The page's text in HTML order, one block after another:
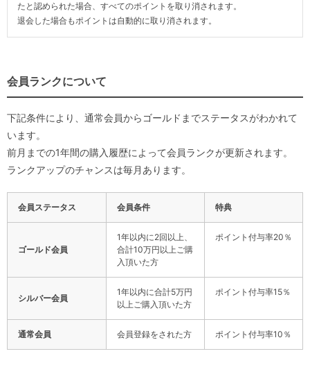
たと認められた場合、すべてのポイントを取り消されます。
退会した場合もポイントは自動的に取り消されます。
会員ランクについて
下記条件により、通常会員からゴールドまでステータスがわかれて
います。
前月までの1年間の購入履歴によって会員ランクが更新されます。
ランクアップのチャンスは毎月あります。
会員ステータス 会員条件 特典
ゴールド会員
1年以内に2回以上、
合計10万円以上ご購
入頂いた方
ポイント付与率20％
シルバー会員
1年以内に合計5万円
以上ご購入頂いた方
ポイント付与率15％
通常会員 会員登録をされた方 ポイント付与率10％